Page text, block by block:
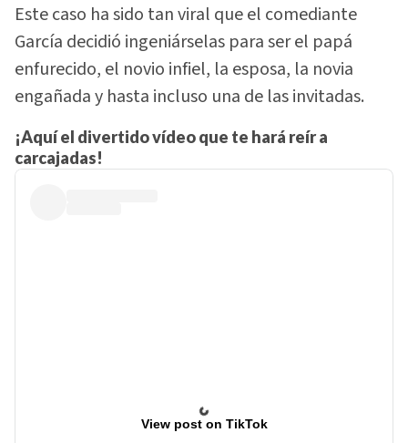
Este caso ha sido tan viral que el comediante
García decidió ingeniárselas para ser el papá
enfurecido, el novio infiel, la esposa, la novia
engañada y hasta incluso una de las invitadas.
¡Aquí el divertido vídeo que te hará reír a
carcajadas!
View post on TikTok